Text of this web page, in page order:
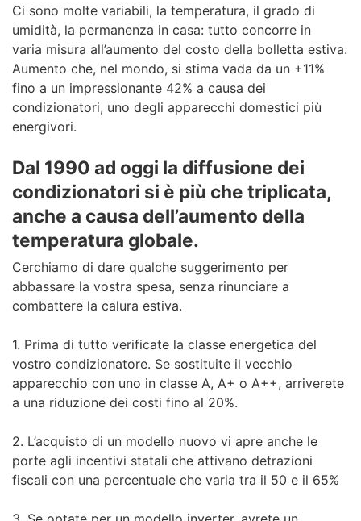
Offerta Gas
Offerta Luce
fornitura non è attiva.
Informazioni
utili
Modulistica
Punti energia
Trasparenza
Bonus sociale
Servizi
Confronta la tua bolletta
Energia Verde
Riqualificazione energetica
Comunità Energetiche
FAQs
Domande e risposte Gas
Seguici
Ci sono molte variabili, la temperatura, il grado di
umidità, la permanenza in casa: tutto concorre in
varia misura all’aumento del costo della bolletta estiva.
Aumento che, nel mondo, si stima vada da un +11%
fino a un impressionante 42% a causa dei
condizionatori, uno degli apparecchi domestici più
energivori.
Dal 1990 ad oggi la diffusione dei
condizionatori si è più che triplicata,
anche a causa dell’aumento della
temperatura globale.
Cerchiamo di dare qualche suggerimento per
abbassare la vostra spesa, senza rinunciare a
combattere la calura estiva.
1. Prima di tutto verificate la classe energetica del
vostro condizionatore. Se sostituite il vecchio
apparecchio con uno in classe A, A+ o A++, arriverete
a una riduzione dei costi fino al 20%.
2. L’acquisto di un modello nuovo vi apre anche le
porte agli incentivi statali che attivano detrazioni
fiscali con una percentuale che varia tra il 50 e il 65%